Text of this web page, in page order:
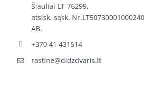
Šiauliai LT-76299,
atsisk. sąsk.
AB.
+370 41 431514
rastine@didzdvaris.lt